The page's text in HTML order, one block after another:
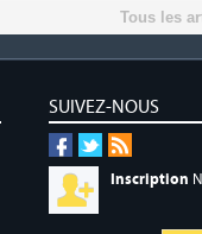
Tous les
SUIVEZ-NOUS
Inscription